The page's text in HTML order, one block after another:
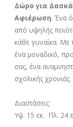
Δώρο για
Αφιέρωση. Ένα
από υψηλής
κάθε γυναίκα. Με
ένα μοναδικό,
σας, ένα
σχολικής χρονιάς.
Διαστάσεις:
Υψ. 15 εκ. Πλ. 24